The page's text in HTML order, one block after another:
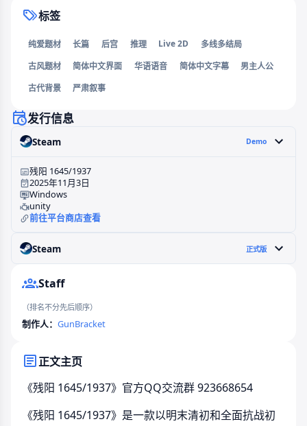
正文主页
《残阳 1645/1937》官方QQ交流群 923668654
《残阳 1645/1937》是一款以明末清初和全面抗战初
标签
纯爱题材 长篇 后宫 推理 Live 2D
多线多结局
古风题材
简体中文界面 华语语音 简体中文字幕
男主人公
古代背景
严肃叙事
发行信息
Steam Demo
残阳 1645/1937
2025年11月3日
Windows
unity
前往平台商店查看
Steam 正式版
Staff
（排名不分先后顺序）
制作人： GunBracket